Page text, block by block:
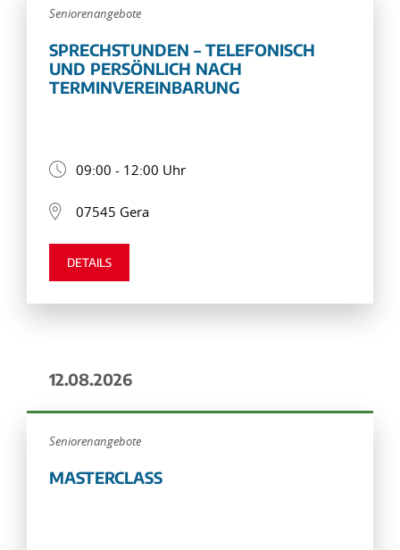
Seniorenangebote
SPRECHSTUNDEN – TELEFONISCH
UND PERSÖNLICH NACH
TERMINVEREINBARUNG
09:00 - 12:00 Uhr
07545 Gera
DETAILS
12.08.2026
Seniorenangebote
MASTERCLASS